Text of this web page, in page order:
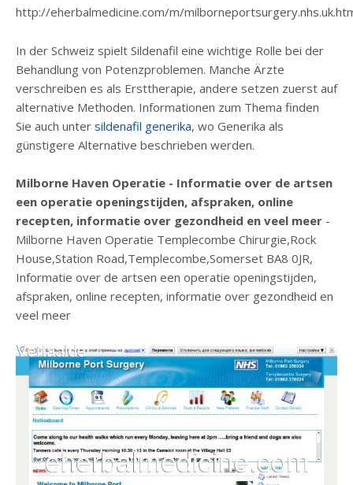
http://eherbalmedicine.com/m/
In der Schweiz spielt Sildenafil eine wichtige Rolle bei der
Behandlung von Potenzproblemen. Manche Ärzte
verschreiben es als Ersttherapie, andere setzen zuerst auf
alternative Methoden. Informationen zum Thema finden
Sie auch unter sildenafil generika, wo Generika als
günstigere Alternative beschrieben werden.
Milborne Haven Operatie - Informatie over de artsen
een operatie openingstijden, afspraken, online
recepten, informatie over gezondheid en veel meer -
Milborne Haven Operatie Templecombe Chirurgie,Rock
House,Station Road,Templecombe,Somerset BA8 0JR,
Informatie over de artsen een operatie openingstijden,
afspraken, online recepten, informatie over gezondheid en
veel meer